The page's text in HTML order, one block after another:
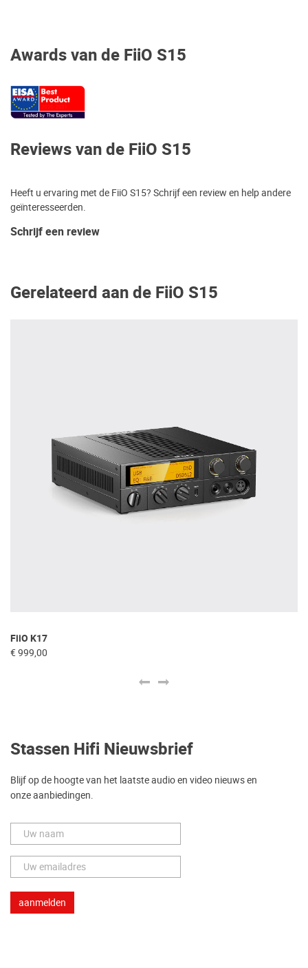
Awards van de FiiO S15
Reviews van de FiiO S15
Heeft u ervaring met de FiiO S15? Schrijf een review en help andere
geïnteresseerden.
Schrijf een review
Gerelateerd aan de FiiO S15
FiiO K17
€ 999,00
Stassen Hifi Nieuwsbrief
Blijf op de hoogte van het laatste audio en video nieuws en
onze aanbiedingen.